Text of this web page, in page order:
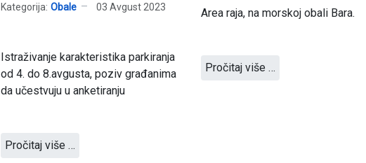
Kategorija: Obale 03 Avgust 2023
Istraživanje karakteristika parkiranja
od 4. do 8.avgusta, poziv građanima
da učestvuju u anketiranju
Pročitaj više …
Area raja, na morskoj obali Bara.
Pročitaj više …